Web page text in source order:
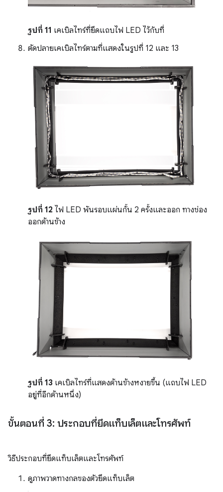
รูปที่ 11 เคเบิลไทร์ที่ยึดแถบไฟ LED ไว้กับที่
ตัดปลายเคเบิลไทร์ตามที่แสดงในรูปที่ 12 และ 13
รูปที่ 12 ไฟ LED พันรอบแผ่นกั้น 2 ครั้งและออก ทางช่อง
ออกด้านข้าง
รูปที่ 13 เคเบิลไทร์ที่แสดงด้านข้างหงายขึ้น (แถบไฟ LED
อยู่ที่อีกด้านหนึ่ง)
ขั้นตอนที่ 3: ประกอบที่ยึดแท็บเล็ตและโทรศัพท์
วิธีประกอบที่ยึดแท็บเล็ตและโทรศัพท์
ดูภาพวาดทางกลของตัวยึดแท็บเล็ต